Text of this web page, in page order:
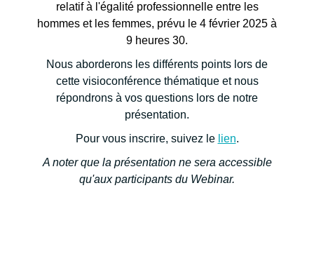
relatif à l'égalité professionnelle entre les
hommes et les femmes, prévu le 4 février 2025 à
9 heures 30.
Nous aborderons les différents points lors de
cette visioconférence thématique et nous
répondrons à vos questions lors de notre
présentation.
Pour vous inscrire, suivez le lien.
A noter que la présentation ne sera accessible
qu'aux participants du Webinar.